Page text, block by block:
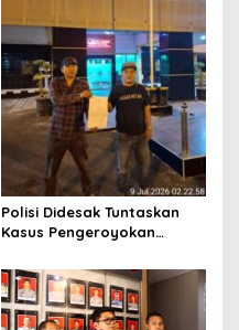
Polisi Didesak Tuntaskan
Kasus Pengeroyokan
Lamongan